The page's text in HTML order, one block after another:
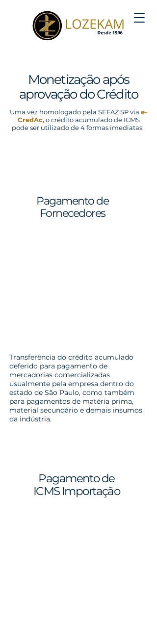
Monetização após
aprovação do Crédito
Uma vez homologado pela SEFAZ SP via e-
CredAc,o crédito acumulado de ICMS
pode ser utilizado de 4 formas imediatas:
Pagamento de
Fornecedores
Transferência do crédito acumulado
deferido para pagamento de
mercadorias comercializadas
usualmente pela empresa dentro do
estado de São Paulo, como também
para pagamentos de matéria prima,
material secundário e demais insumos
da indústria.
Pagamento de
ICMS Importação